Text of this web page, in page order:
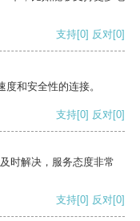
支持[0] 反对[0]
和安全性的连接。
支持[0] 反对[0]
时解决，服务态度非常
支持[0] 反对[0]